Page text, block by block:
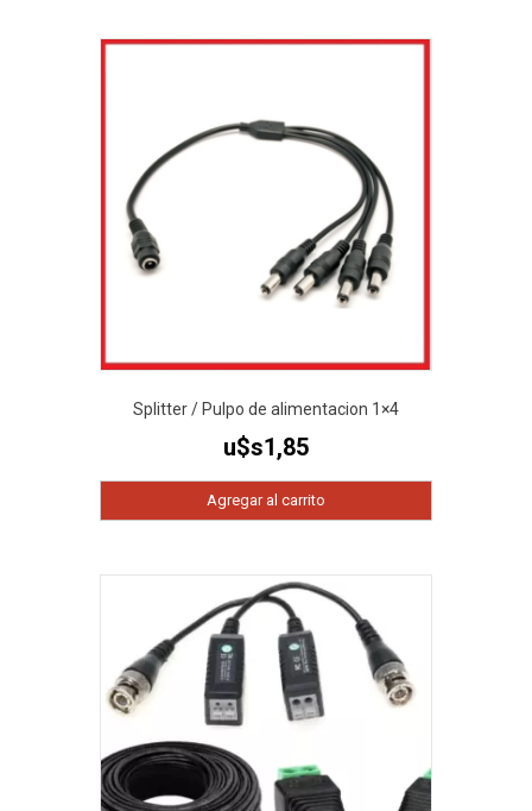
Splitter / Pulpo de alimentacion 1×4
u$s1,85
Agregar al carrito